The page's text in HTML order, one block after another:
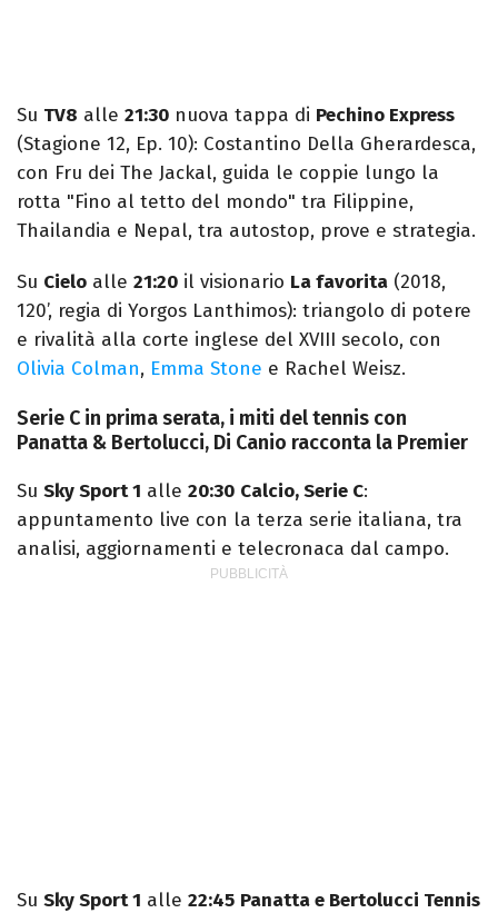
Su TV8 alle 21:30 nuova tappa di Pechino Express
(Stagione 12, Ep. 10): Costantino Della Gherardesca,
con Fru dei The Jackal, guida le coppie lungo la
rotta "Fino al tetto del mondo" tra Filippine,
Thailandia e Nepal, tra autostop, prove e strategia.
Su Cielo alle 21:20 il visionario La favorita (2018,
120’, regia di Yorgos Lanthimos): triangolo di potere
e rivalità alla corte inglese del XVIII secolo, con
Olivia Colman, Emma Stone e Rachel Weisz.
Serie C in prima serata, i miti del tennis con
Panatta & Bertolucci, Di Canio racconta la Premier
Su Sky Sport 1 alle 20:30 Calcio, Serie C:
appuntamento live con la terza serie italiana, tra
analisi, aggiornamenti e telecronaca dal campo.
Su Sky Sport 1 alle 22:45 Panatta e Bertolucci Tennis